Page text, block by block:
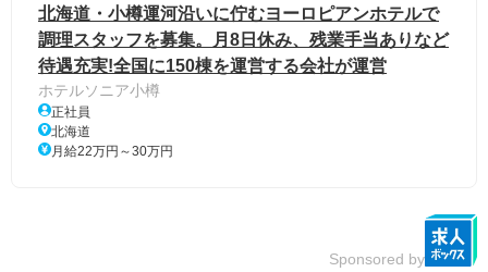
北海道・小樽運河沿いに佇むヨーロピアンホテルで
調理スタッフを募集。月8日休み、残業手当ありなど
待遇充実!全国に150棟を運営する会社が運営
ホテルソニア小樽
正社員
北海道
月給22万円～30万円
Sponsored by